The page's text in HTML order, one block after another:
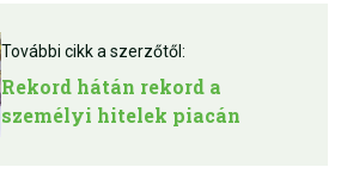
További cikk a szerzőtől:
Rekord hátán rekord a
személyi hitelek piacán